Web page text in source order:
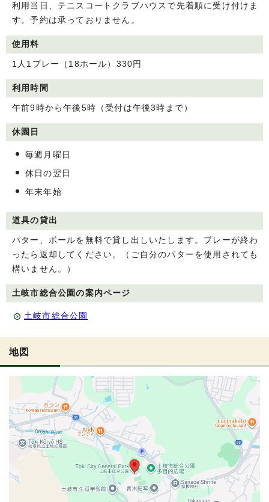
利用当日、テニスコートクラブハウスで先着順に受け付けま
す。予約は承っておりません。
使用料
1人1プレー（18ホール）330円
利用時間
午前9時から午後5時（受付は午後3時まで）
休園日
毎週月曜日
休日の翌日
年末年始
道具の貸出
パター、ボールを無料で貸し出しいたします。プレーが終わ
ったら返却してください。（ご自分のパターを使用されても
構いません。）
土岐市総合公園の案内ページ
土岐市総合公園
地図